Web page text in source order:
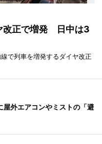
改正で増発 日中は3
で列車を増発するダイヤ改正
屋外エアコンやミストの「避